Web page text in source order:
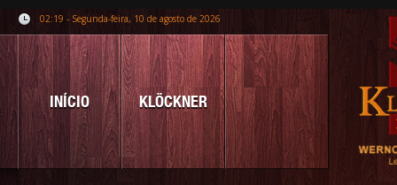
02:19 - Segunda-feira, 10 de agosto de 2026
INÍCIO KLÖCKNER